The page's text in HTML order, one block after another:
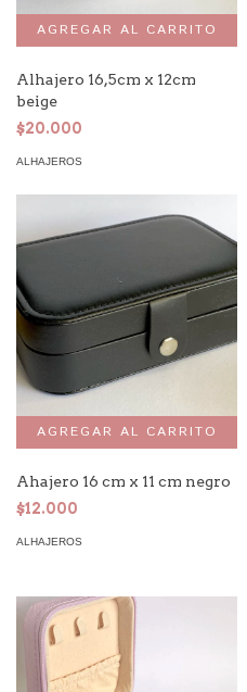
Alhajero 16,5cm x 12cm
beige
$20.000
ALHAJEROS
Ahajero 16 cm x 11 cm negro
$12.000
ALHAJEROS